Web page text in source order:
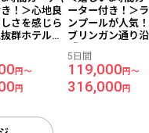
！＞心地良
さを感じら
群ホテル
宿泊 【往復
付き】 バリ
田午後発×
用-
円～
円
ーター付き！＞
ンプールが人気
ブリンガン通り
トゥジンバー』
【往復日本語送
き】 バリ島 5日
発着×マレーシア
5日間
119,000円～
316,000円